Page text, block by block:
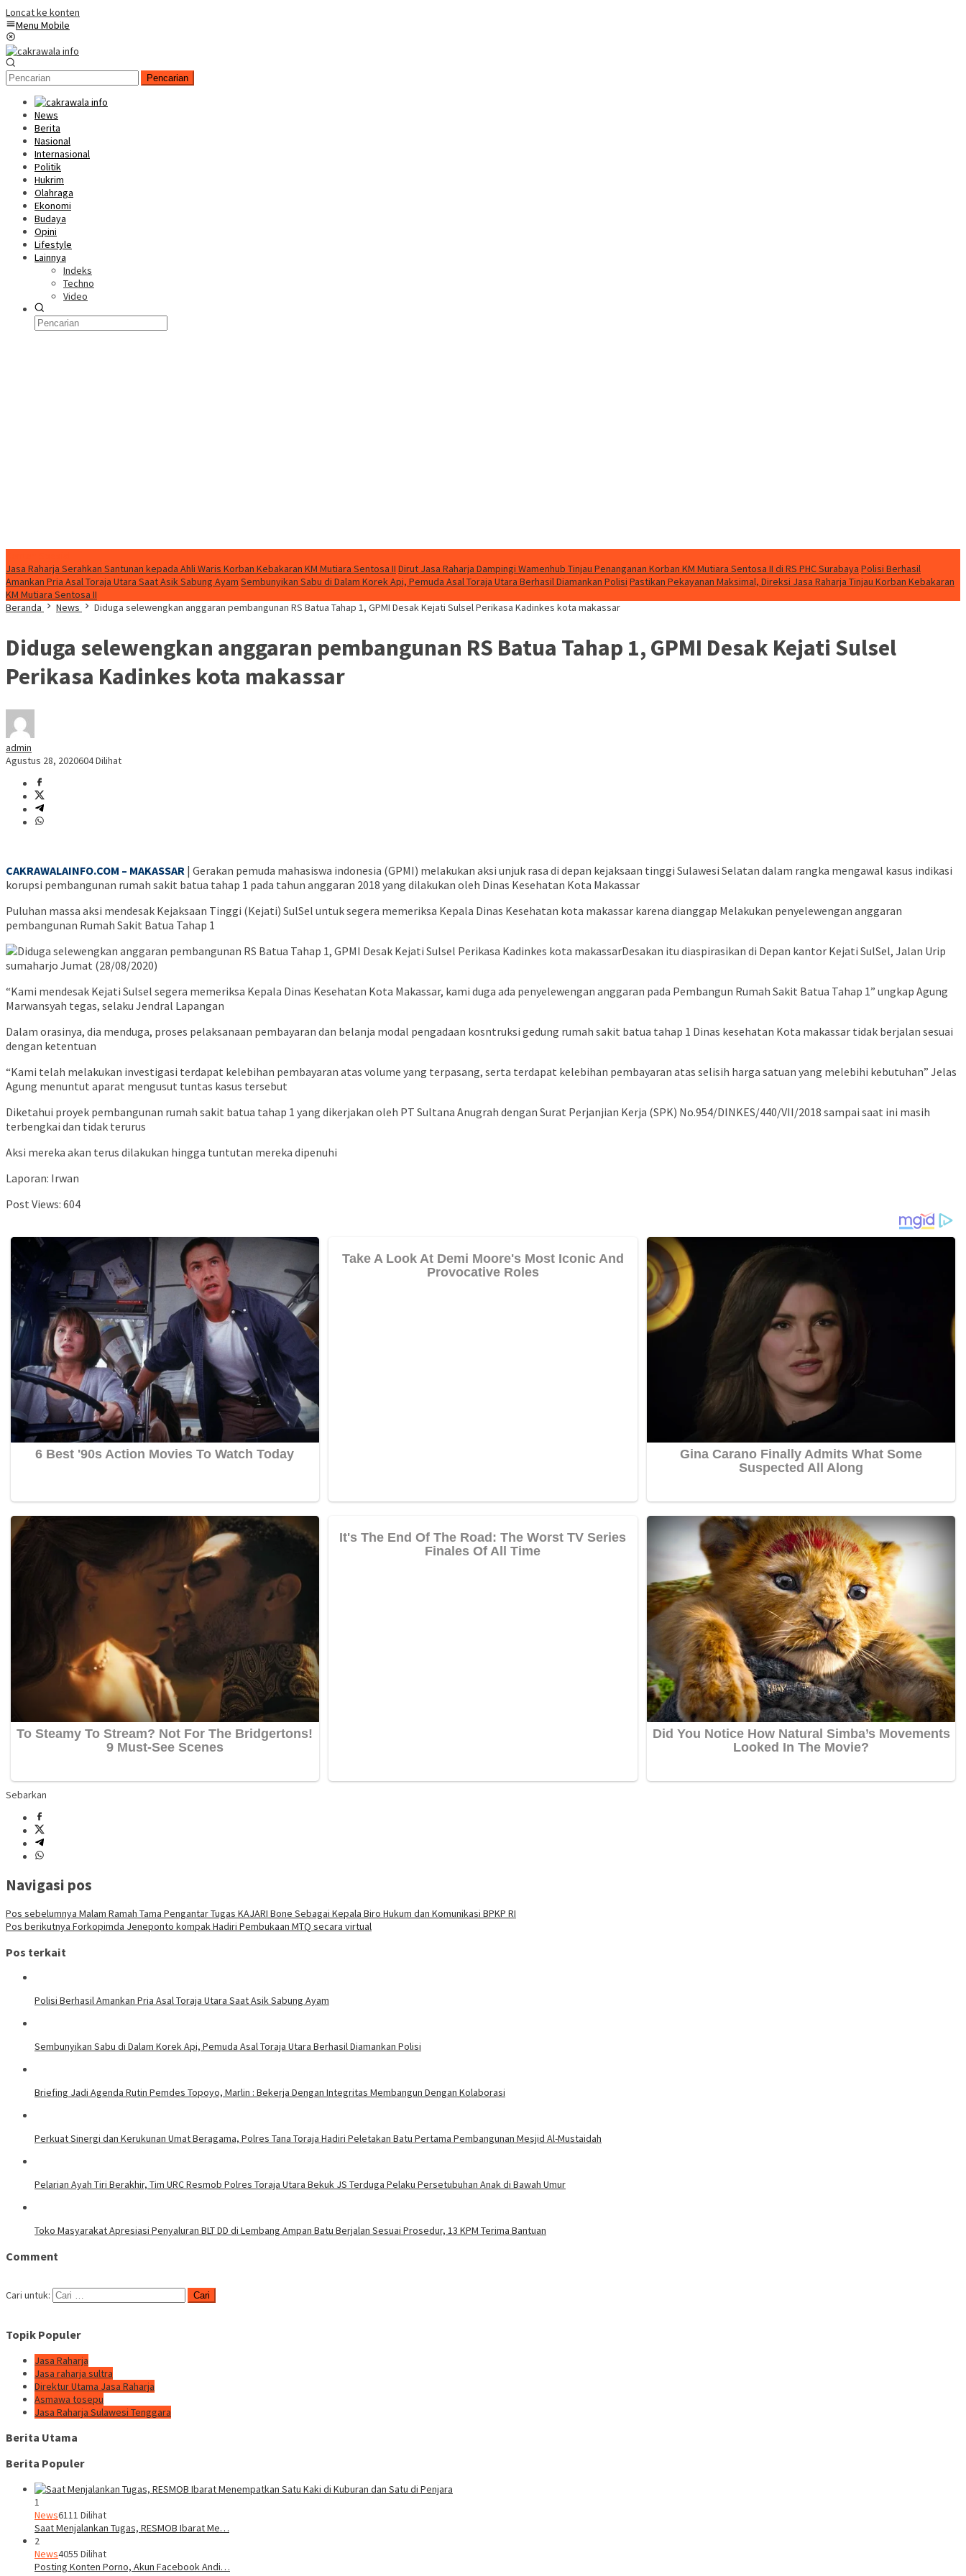
Loncat ke konten
Menu Mobile
Pencarian
News
Berita
Nasional
Internasional
Politik
Hukrim
Olahraga
Ekonomi
Budaya
Opini
Lifestyle
Lainnya
Indeks
Techno
Video
Jasa Raharja Serahkan Santunan kepada Ahli Waris Korban Kebakaran KM Mutiara Sentosa II Dirut Jasa Raharja Dampingi Wamenhub Tinjau Penanganan Korban KM Mutiara Sentosa II di RS PHC Surabaya Polisi Berhasil
Amankan Pria Asal Toraja Utara Saat Asik Sabung Ayam Sembunyikan Sabu di Dalam Korek Api, Pemuda Asal Toraja Utara Berhasil Diamankan Polisi Pastikan Pekayanan Maksimal, Direksi Jasa Raharja Tinjau Korban Kebakaran
KM Mutiara Sentosa II
Beranda
News Diduga selewengkan anggaran pembangunan RS Batua Tahap 1, GPMI Desak Kejati Sulsel Perikasa Kadinkes kota makassar
Diduga selewengkan anggaran pembangunan RS Batua Tahap 1, GPMI Desak Kejati Sulsel
Perikasa Kadinkes kota makassar
admin
Agustus 28, 2020604 Dilihat
CAKRAWALAINFO.COM – MAKASSAR | Gerakan pemuda mahasiswa indonesia (GPMI) melakukan aksi unjuk rasa di depan kejaksaan tinggi Sulawesi Selatan dalam rangka mengawal kasus indikasi
korupsi pembangunan rumah sakit batua tahap 1 pada tahun anggaran 2018 yang dilakukan oleh Dinas Kesehatan Kota Makassar
Puluhan massa aksi mendesak Kejaksaan Tinggi (Kejati) SulSel untuk segera memeriksa Kepala Dinas Kesehatan kota makassar karena dianggap Melakukan penyelewengan anggaran
pembangunan Rumah Sakit Batua Tahap 1
Desakan itu diaspirasikan di Depan kantor Kejati SulSel, Jalan Urip
sumaharjo Jumat (28/08/2020)
“Kami mendesak Kejati Sulsel segera memeriksa Kepala Dinas Kesehatan Kota Makassar, kami duga ada penyelewengan anggaran pada Pembangun Rumah Sakit Batua Tahap 1” ungkap Agung
Marwansyah tegas, selaku Jendral Lapangan
Dalam orasinya, dia menduga, proses pelaksanaan pembayaran dan belanja modal pengadaan kosntruksi gedung rumah sakit batua tahap 1 Dinas kesehatan Kota makassar tidak berjalan sesuai
dengan ketentuan
“Kami telah melakukan investigasi terdapat kelebihan pembayaran atas volume yang terpasang, serta terdapat kelebihan pembayaran atas selisih harga satuan yang melebihi kebutuhan” Jelas
Agung menuntut aparat mengusut tuntas kasus tersebut
Diketahui proyek pembangunan rumah sakit batua tahap 1 yang dikerjakan oleh PT Sultana Anugrah dengan Surat Perjanjian Kerja (SPK) No.954/DINKES/440/VII/2018 sampai saat ini masih
terbengkai dan tidak terurus
Aksi mereka akan terus dilakukan hingga tuntutan mereka dipenuhi
Laporan: Irwan
Post Views: 604
Sebarkan
Navigasi pos
Pos sebelumnya Malam Ramah Tama Pengantar Tugas KAJARI Bone Sebagai Kepala Biro Hukum dan Komunikasi BPKP RI
Pos berikutnya Forkopimda Jeneponto kompak Hadiri Pembukaan MTQ secara virtual
Pos terkait
Polisi Berhasil Amankan Pria Asal Toraja Utara Saat Asik Sabung Ayam
Sembunyikan Sabu di Dalam Korek Api, Pemuda Asal Toraja Utara Berhasil Diamankan Polisi
Briefing Jadi Agenda Rutin Pemdes Topoyo, Marlin : Bekerja Dengan Integritas Membangun Dengan Kolaborasi
Perkuat Sinergi dan Kerukunan Umat Beragama, Polres Tana Toraja Hadiri Peletakan Batu Pertama Pembangunan Mesjid Al-Mustaidah
Pelarian Ayah Tiri Berakhir, Tim URC Resmob Polres Toraja Utara Bekuk JS Terduga Pelaku Persetubuhan Anak di Bawah Umur
Toko Masyarakat Apresiasi Penyaluran BLT DD di Lembang Ampan Batu Berjalan Sesuai Prosedur, 13 KPM Terima Bantuan
Comment
Cari untuk:
Topik Populer
Jasa Raharja
Jasa raharja sultra
Direktur Utama Jasa Raharja
Asmawa tosepu
Jasa Raharja Sulawesi Tenggara
Berita Utama
Berita Populer
1
News6111 Dilihat
Saat Menjalankan Tugas, RESMOB Ibarat Me…
2
News4055 Dilihat
Posting Konten Porno, Akun Facebook Andi…